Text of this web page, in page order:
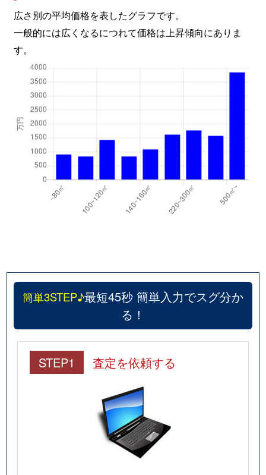
広さ別の平均価格を表したグラフです。
一般的には広くなるにつれて価格は上昇傾向にありま
す。
簡単3STEP♪最短45秒 簡単入力でスグ分か
る！
STEP1 査定を依頼する